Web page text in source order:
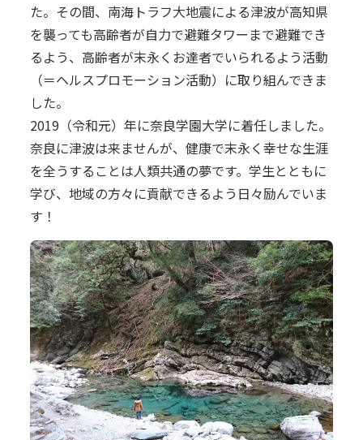
た。その間、南海トラフ大地震による津波が高知県
を襲っても高齢者が自力で避難タワーまで避難でき
るよう、高齢者が末永くお達者でいられるよう活動
（＝ヘルスプロモーション活動）に取り組んできま
した。
2019（令和元）年に奈良学園大学に着任しました。
奈良に津波は来ませんが、健康で末永く幸せな生涯
を全うすることは人類共通の夢です。学生とともに
学び、地域の方々に貢献できるよう日々励んでいま
す！